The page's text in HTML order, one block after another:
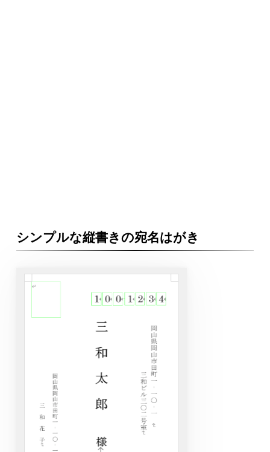
シンプルな縦書きの宛名はがき